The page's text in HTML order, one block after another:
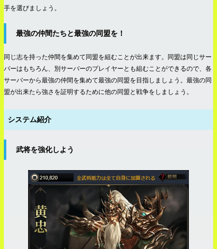
手を選びましょう。
最強の仲間たちと最強の同盟を！
同じ志を持った仲間を集めて同盟を組むことが出来ます。同盟は同じサー
バーはもちろん、別サーバーのプレイヤーとも組むことができるので、各
サーバーから最強の仲間を集めて最強の同盟を目指しましょう。最強の同
盟が出来たら強さを証明するために他の同盟と戦争をしましょう。
システム紹介
武将を強化しよう